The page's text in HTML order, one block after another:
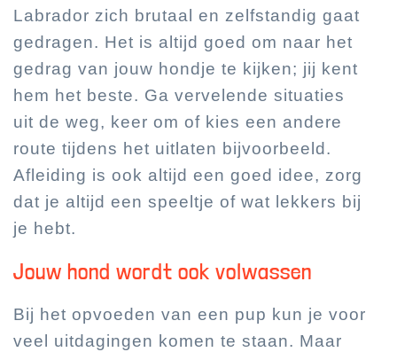
Labrador zich brutaal en zelfstandig gaat
gedragen. Het is altijd goed om naar het
gedrag van jouw hondje te kijken; jij kent
hem het beste. Ga vervelende situaties
uit de weg, keer om of kies een andere
route tijdens het uitlaten bijvoorbeeld.
Afleiding is ook altijd een goed idee, zorg
dat je altijd een speeltje of wat lekkers bij
je hebt.
Jouw hond wordt ook volwassen
Bij het opvoeden van een pup kun je voor
veel uitdagingen komen te staan. Maar